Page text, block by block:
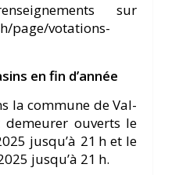
sur
page/votations-
en fin d’année
la commune de Val-
ouverts le
jusqu’à 21 h et le
jusqu’à 21 h.